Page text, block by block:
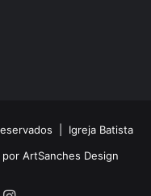
| Igreja Batista
por ArtSanches Design